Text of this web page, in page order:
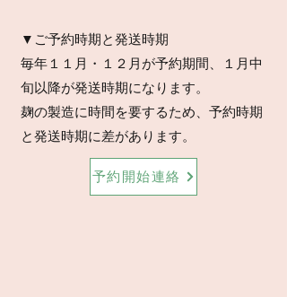
▼ご予約時期と発送時期
毎年１１月・１２月が予約期間、１月中
旬以降が発送時期になります。
​麹の製造に時間を要するため、予約時期
と発送時期に差があります。
予約開始連絡